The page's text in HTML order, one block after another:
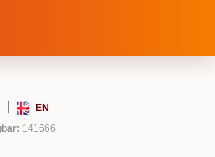
EN
141666